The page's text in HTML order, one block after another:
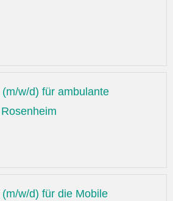
w/d) für ambulante
w/d) für die Mobile